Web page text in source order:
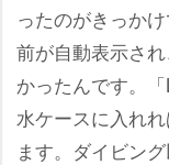
ったのがきっか
前が自動表示さ
かったんです。
水ケースに入れ
ます。ダイビン